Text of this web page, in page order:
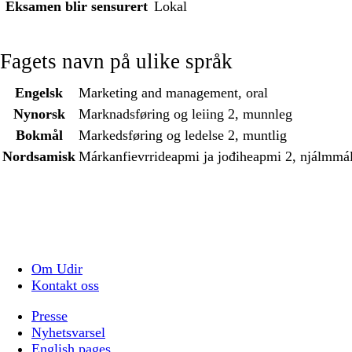
Eksamen blir sensurert Lokal
Fagets navn på ulike språk
Engelsk
Marketing and management, oral
Nynorsk
Marknadsføring og leiing 2, munnleg
Bokmål
Markedsføring og ledelse 2, muntlig
Nordsamisk Márkanfievrrideapmi ja jođiheapmi 2,
Om Udir
Kontakt oss
Presse
Nyhetsvarsel